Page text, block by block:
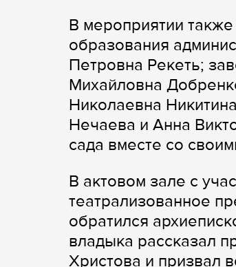
В мероприятии также
образования
Петровна Рекеть;
Михайловна
Николаевна
Нечаева и Анна
сада вместе со
В актовом зале с
театрализованное
обратился
владыка рассказал
Христова и призвал